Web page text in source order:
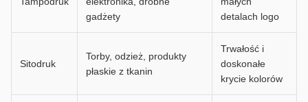
gadżety
detalach logo
Sitodruk
Torby, odzież, produkty
płaskie z tkanin
Trwałość i
doskonałe
krycie kolorów